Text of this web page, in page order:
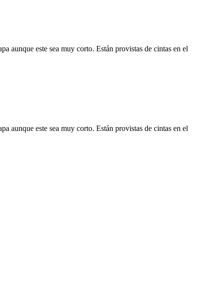
aunque este sea muy corto. Están provistas de cintas en el
aunque este sea muy corto. Están provistas de cintas en el